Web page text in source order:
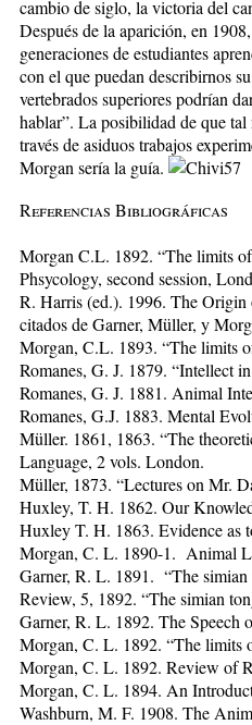
cambio de siglo, la victoria del
Después de la aparición, en
generaciones de estudiantes
con el que puedan describirnos
vertebrados superiores podrían
hablar”. La posibilidad de que
través de asiduos trabajos
Morgan sería la guía.
Referencias Bibliográficas
Morgan C.L. 1892. “The limits
Phsycology, second session,
R. Harris (ed.). 1996. The Origin
citados de Garner, Müller, y
Morgan, C.L. 1893. “The limits
Romanes, G. J. 1879. “Intellect
Romanes, G. J. 1881. Animal
Romanes, G.J. 1883. Mental
Müller. 1861, 1863. “The
Language, 2 vols. London.
Müller, 1873. “Lectures on Mr.
Huxley, T. H. 1862. Our
Huxley T. H. 1863. Evidence as
Morgan, C. L. 1890-1. Animal
Garner, R. L. 1891. “The
Review, 5, 1892. “The simian
Garner, R. L. 1892. The
Morgan, C. L. 1892. “The limits
Morgan, C. L. 1892. Review of
Morgan, C. L. 1894. An
Washburn, M. F. 1908. The